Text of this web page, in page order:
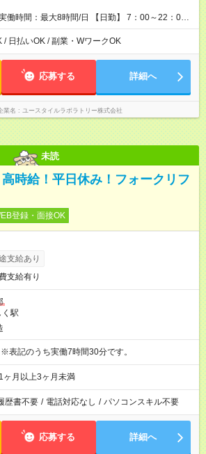
働時間：最大8時間/日 【日勤】 7：00～22：00
憩時間は法定通り） ※週1日～OK ／ 夜勤
日勤務）
/ 日払いOK / 副業・WワークOK
応募する 詳細へ
業名 ユースタイルラボラトリー株式会社
未読
時給！平日休み！フォークリフ
登録・面接OK
支給あり
支給有り
駅
8:30～17:00 ※表記のうち実働7時間30分です。
ヶ月以上3ヶ月未満
歴書不要 / 電話対応なし / パソコンスキル不要
応募する 詳細へ